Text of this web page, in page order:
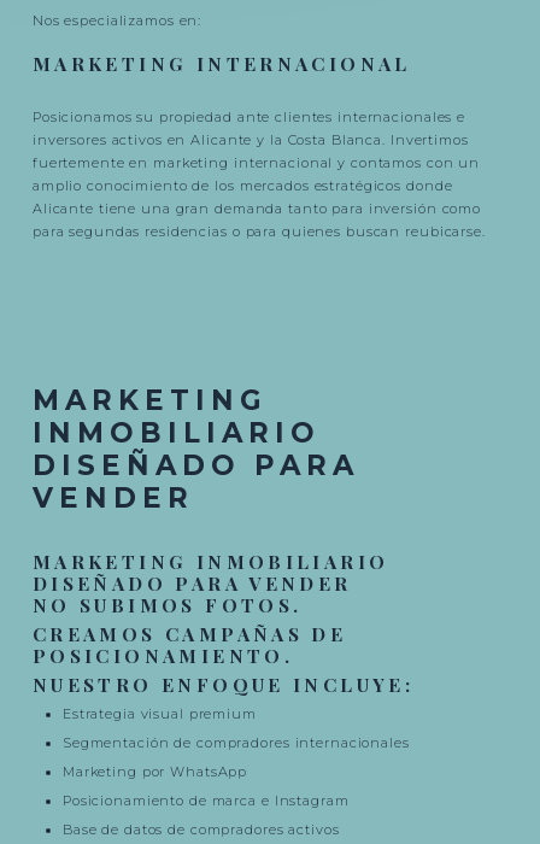
Nos especializamos en:
MARKETING INTERNACIONAL
Posicionamos su propiedad ante clientes internacionales e
inversores activos en Alicante y la Costa Blanca. Invertimos
fuertemente en marketing internacional y contamos con un
amplio conocimiento de los mercados estratégicos donde
Alicante tiene una gran demanda tanto para inversión como
para segundas residencias o para quienes buscan reubicarse.
MARKETING
INMOBILIARIO
DISEÑADO PARA
VENDER
MARKETING INMOBILIARIO
DISEÑADO PARA VENDER
NO SUBIMOS FOTOS.
CREAMOS CAMPAÑAS DE
POSICIONAMIENTO.
NUESTRO ENFOQUE INCLUYE:
Estrategia visual premium
Segmentación de compradores internacionales
Marketing por WhatsApp
Posicionamiento de marca e Instagram
Base de datos de compradores activos